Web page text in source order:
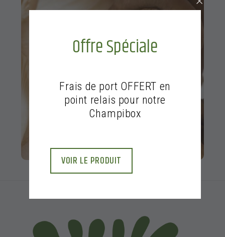
Offre Spéciale
Frais de port OFFERT en
point relais pour notre
Champibox
VOIR LE PRODUIT